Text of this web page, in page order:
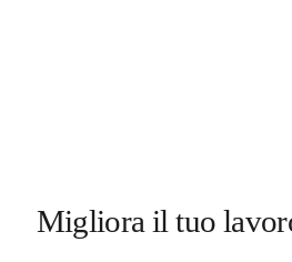
Migliora il tuo